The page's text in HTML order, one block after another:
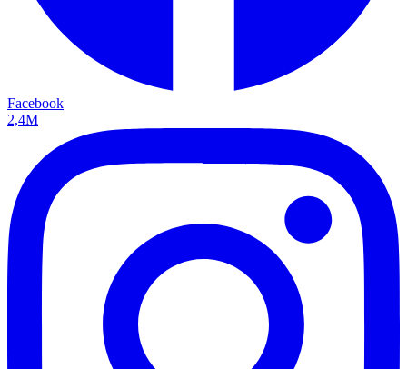
Facebook
2,4M